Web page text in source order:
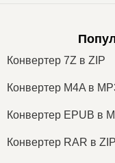
Конвертер 7Z в ZIP
Конвертер M4A в
Конвертер EPUB в
Конвертер RAR в ZIP